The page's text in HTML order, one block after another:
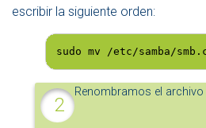
escribir la siguiente orden:
sudo mv /etc/samba/
Renombramos el archivo